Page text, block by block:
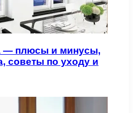
— плюсы и минусы,
советы по уходу и